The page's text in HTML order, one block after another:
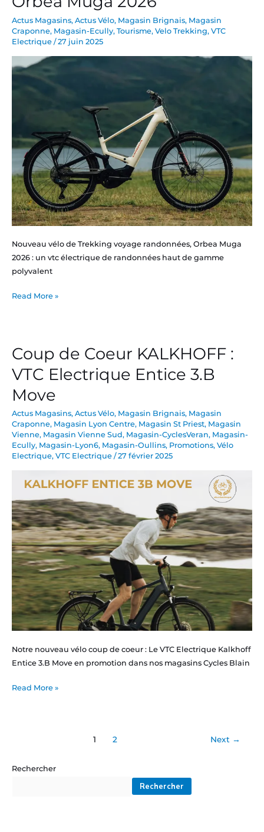
Actus Magasins, Actus Vélo, Magasin Brignais, Magasin
Craponne, Magasin-Ecully, Tourisme, Velo Trekking, VTC
Electrique /27 juin 2025
Nouveau vélo de Trekking voyage randonnées, Orbea Muga
2026 : un vtc électrique de randonnées haut de gamme
polyvalent
de
trekking
Orbea
Muga
2026
Read More »
Coup de Coeur KALKHOFF :
VTC Electrique Entice 3.B
Move
Actus Magasins, Actus Vélo, Magasin Brignais, Magasin
Craponne, Magasin Lyon Centre, Magasin St Priest, Magasin
Vienne, Magasin Vienne Sud, Magasin-CyclesVeran, Magasin-
Ecully, Magasin-Lyon6, Magasin-Oullins, Promotions, Vélo
Electrique, VTC Electrique /27 février 2025
Notre nouveau vélo coup de coeur : Le VTC Electrique Kalkhoff
Entice 3.B Move en promotion dans nos magasins Cycles Blain
Coup
de
Coeur
KALKHOFF
VTC
Electrique
Entice
3.B
Read More »
1 2 Next →
Rechercher
Rechercher